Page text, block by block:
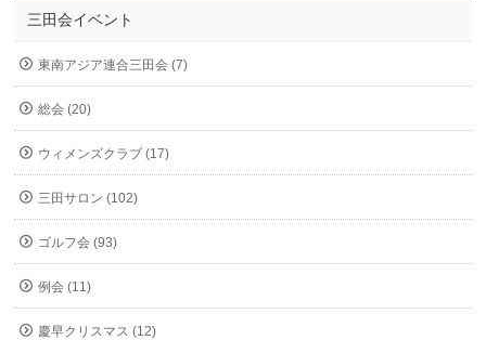
三田会イベント
東南アジア連合三田会 (7)
総会 (20)
ウィメンズクラブ (17)
三田サロン (102)
ゴルフ会 (93)
例会 (11)
慶早クリスマス (12)